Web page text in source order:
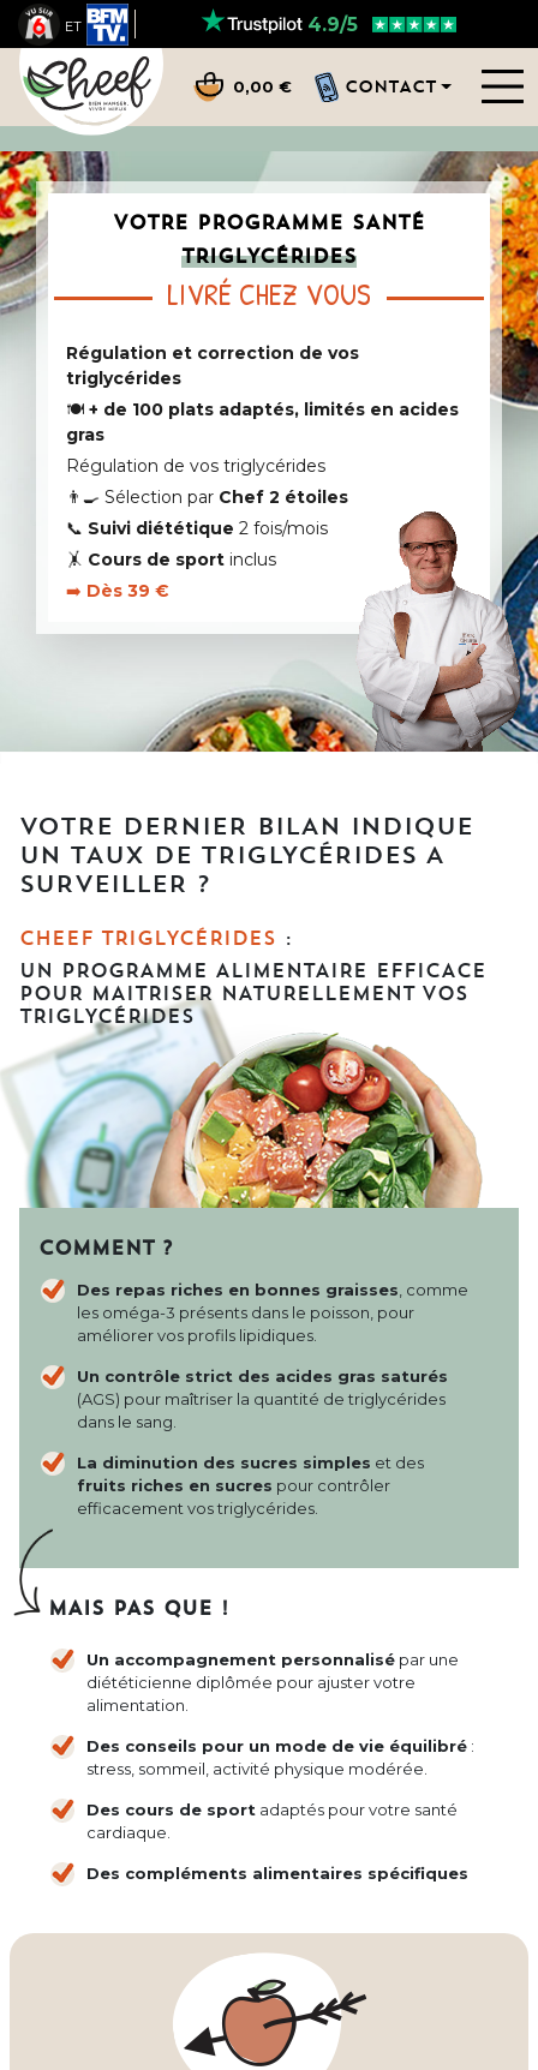
ET 4.9/5
0,00 € CONTACT
VOTRE PROGRAMME SANTÉ
TRIGLYCÉRIDES
LIVRÉ CHEZ VOUS
Régulation et correction de vos
triglycérides
🍽️ + de 100 plats adaptés, limités en acides
gras
Régulation de vos triglycérides
👨‍🍳 Sélection par Chef 2 étoiles
📞 Suivi diététique 2 fois/mois
🤸 Cours de sport inclus
➡️ Dès 39 €
VOTRE DERNIER BILAN INDIQUE
UN TAUX DE TRIGLYCÉRIDES A
SURVEILLER ?
CHEEF TRIGLYCÉRIDES :
UN PROGRAMME ALIMENTAIRE EFFICACE
POUR MAITRISER NATURELLEMENT VOS
TRIGLYCÉRIDES
COMMENT ?
Des repas riches en bonnes graisses , comme
les oméga-3 présents dans le poisson, pour
améliorer vos profils lipidiques.
Un contrôle strict des acides gras saturés
(AGS) pour maîtriser la quantité de triglycérides
dans le sang.
La diminution des sucres simples et des
fruits riches en sucres pour contrôler
efficacement vos triglycérides.
MAIS PAS QUE !
Un accompagnement personnalisé par une
diététicienne diplômée pour ajuster votre
alimentation.
Des conseils pour un mode de vie équilibré :
stress, sommeil, activité physique modérée.
Des cours de sport adaptés pour votre santé
cardiaque.
Des compléments alimentaires spécifiques